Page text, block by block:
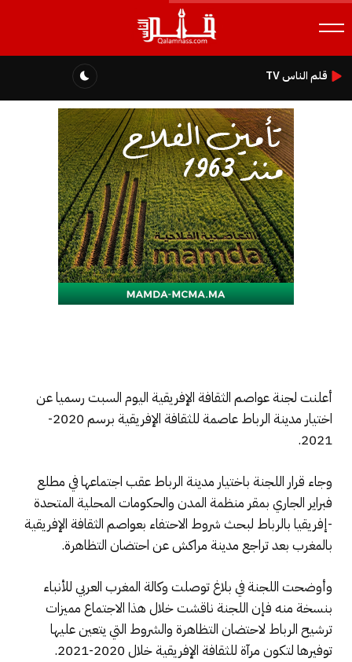
قلم الناس TV
أعلنت لجنة عواصم الثقافة الإفريقية اليوم السبت رسميا عن
اختيار مدينة الرباط عاصمة للثقافة الإفريقية برسم 2020-
2021.
وجاء قرار اللجنة باختيار مدينة الرباط عقب اجتماعها في مطلع
فبراير الجاري بمقر منظمة المدن والحكومات المحلية المتحدة
-إفريقيا بالرباط لبحث شروط الاحتفاء بعواصم الثقافة الإفريقية
بالمغرب بعد تراجع مدينة مراكش عن احتضان التظاهرة.
وأوضحت اللجنة في بلاغ توصلت وكالة المغرب العربي للأنباء
بنسخة منه فإن اللجنة ناقشت خلال هذا الاجتماع مميزات
ترشيح الرباط لاحتضان التظاهرة والشروط التي يتعين عليها
توفيرها لتكون مرآة للثقافة الإفريقية خلال 2020-2021.